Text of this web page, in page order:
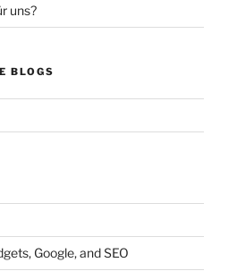
uns?
BLOGS
Google, and SEO